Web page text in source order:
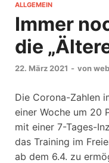
ALLGEMEIN
Immer
die
22. März 2021 - von
Die Corona-Zahlen
einer Woche um 20
mit einer 7-Tages-
das Training im
ab dem 6.4. zu